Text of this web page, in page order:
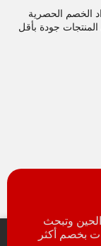
الخصم الحصرية
جودة بأقل
وتبحث
بخصم أكثر